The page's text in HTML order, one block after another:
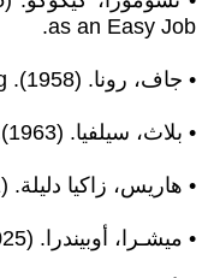
as an Easy Job.
• جاف، رونا. (1958). The Best of Everything.
• بلاث، سيلفيا. (1963). The Bell Jar.
• هاريس، زاكيا دليلة. (2021). The Other Black Girl.
• ميشـرا، أوبيندرا. (2025). After the Fall.